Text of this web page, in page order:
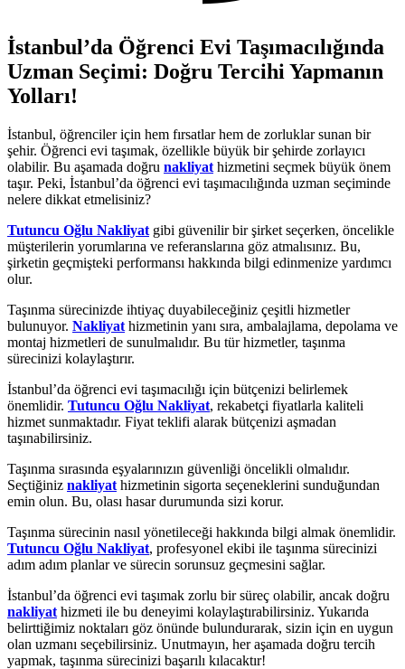
İstanbul’da Öğrenci Evi Taşımacılığında
Uzman Seçimi: Doğru Tercihi Yapmanın
Yolları!
İstanbul, öğrenciler için hem fırsatlar hem de zorluklar sunan bir
şehir. Öğrenci evi taşımak, özellikle büyük bir şehirde zorlayıcı
olabilir. Bu aşamada doğru nakliyat hizmetini seçmek büyük önem
taşır. Peki, İstanbul’da öğrenci evi taşımacılığında uzman seçiminde
nelere dikkat etmelisiniz?
Tutuncu Oğlu Nakliyat gibi güvenilir bir şirket seçerken, öncelikle
müşterilerin yorumlarına ve referanslarına göz atmalısınız. Bu,
şirketin geçmişteki performansı hakkında bilgi edinmenize yardımcı
olur.
Taşınma sürecinizde ihtiyaç duyabileceğiniz çeşitli hizmetler
bulunuyor. Nakliyat hizmetinin yanı sıra, ambalajlama, depolama ve
montaj hizmetleri de sunulmalıdır. Bu tür hizmetler, taşınma
sürecinizi kolaylaştırır.
İstanbul’da öğrenci evi taşımacılığı için bütçenizi belirlemek
önemlidir. Tutuncu Oğlu Nakliyat, rekabetçi fiyatlarla kaliteli
hizmet sunmaktadır. Fiyat teklifi alarak bütçenizi aşmadan
taşınabilirsiniz.
Taşınma sırasında eşyalarınızın güvenliği öncelikli olmalıdır.
Seçtiğiniz nakliyat hizmetinin sigorta seçeneklerini sunduğundan
emin olun. Bu, olası hasar durumunda sizi korur.
Taşınma sürecinin nasıl yönetileceği hakkında bilgi almak önemlidir.
Tutuncu Oğlu Nakliyat, profesyonel ekibi ile taşınma sürecinizi
adım adım planlar ve sürecin sorunsuz geçmesini sağlar.
İstanbul’da öğrenci evi taşımak zorlu bir süreç olabilir, ancak doğru
nakliyat hizmeti ile bu deneyimi kolaylaştırabilirsiniz. Yukarıda
belirttiğimiz noktaları göz önünde bulundurarak, sizin için en uygun
olan uzmanı seçebilirsiniz. Unutmayın, her aşamada doğru tercih
yapmak, taşınma sürecinizi başarılı kılacaktır!